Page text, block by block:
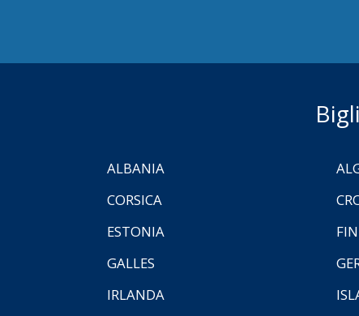
ALBANIA
CORSICA
ESTONIA
GALLES
IRLANDA